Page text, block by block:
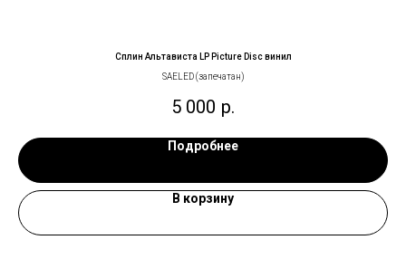
Сплин Альтависта LP Picture Disc винил
SAELED (запечатан)
5 000 р.
Подробнее
В корзину